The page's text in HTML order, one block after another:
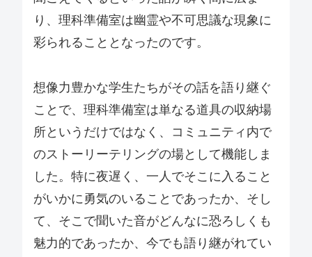
り、理科準備室は幽霊や不可思議な現象に
彩られることとなったのです。
想像力豊かな学生たちがその話を語り継ぐ
ことで、理科準備室は単なる道具の収納場
所というだけではなく、コミュニティ内で
のストーリーテリングの場として機能しま
した。特に夜遅く、一人でそこに入ること
がいかに勇気のいることであったか、そし
て、そこで聞いた音がどんなに恐ろしくも
魅力的であったか、今でも語り継がれてい